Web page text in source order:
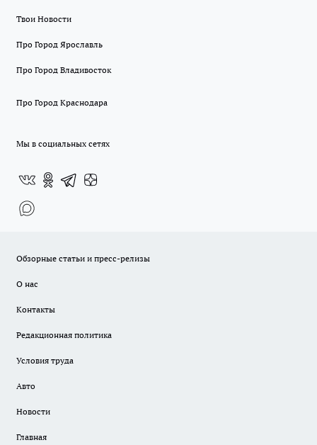
Твои Новости
Про Город Ярославль
Про Город Владивосток
Про Город Краснодара
Мы в социальных сетях
Обзорные статьи и пресс-релизы
О нас
Контакты
Редакционная политика
Условия труда
Авто
Новости
Главная